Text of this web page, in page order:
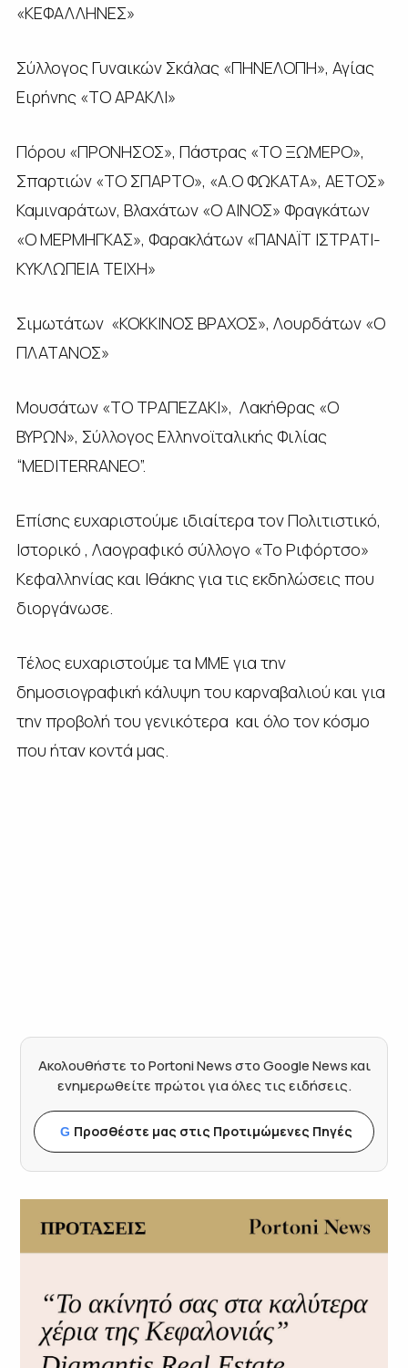
«ΚΕΦΑΛΛΗΝΕΣ»
Σύλλογος Γυναικών Σκάλας «ΠΗΝΕΛΟΠΗ», Αγίας
Ειρήνης «ΤΟ ΑΡΑΚΛΙ»
Πόρου «ΠΡΟΝΗΣΟΣ», Πάστρας «ΤΟ ΞΩΜΕΡΟ»,
Σπαρτιών «ΤΟ ΣΠΑΡΤΟ», «Α.Ο ΦΩΚΑΤΑ», ΑΕΤΟΣ»
Καμιναράτων, Βλαχάτων «Ο ΑΙΝΟΣ» Φραγκάτων
«Ο ΜΕΡΜΗΓΚΑΣ», Φαρακλάτων «ΠΑΝΑΪΤ ΙΣΤΡΑΤΙ-
ΚΥΚΛΩΠΕΙΑ ΤΕΙΧΗ»
Σιμωτάτων «ΚΟΚΚΙΝΟΣ ΒΡΑΧΟΣ», Λουρδάτων «Ο
ΠΛΑΤΑΝΟΣ»
Μουσάτων «ΤΟ ΤΡΑΠΕΖΑΚΙ», Λακήθρας «Ο
ΒΥΡΩΝ», Σύλλογος Ελληνοϊταλικής Φιλίας
“MEDITERRANEO”.
Επίσης ευχαριστούμε ιδιαίτερα τον Πολιτιστικό,
Ιστορικό , Λαογραφικό σύλλογο «Το Ριφόρτσο»
Κεφαλληνίας και Ιθάκης για τις εκδηλώσεις που
διοργάνωσε.
Τέλος ευχαριστούμε τα ΜΜΕ για την
δημοσιογραφική κάλυψη του καρναβαλιού και για
την προβολή του γενικότερα και όλο τον κόσμο
που ήταν κοντά μας.
Ακολουθήστε το Portoni News στο Google News και
ενημερωθείτε πρώτοι για όλες τις ειδήσεις.
G Προσθέστε μας στις Προτιμώμενες Πηγές